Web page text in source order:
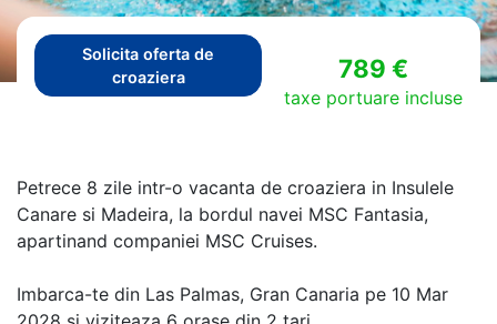
Solicita oferta de
croaziera
789 €
taxe portuare incluse
Petrece 8 zile intr-o vacanta de croaziera in Insulele
Canare si Madeira, la bordul navei MSC Fantasia,
apartinand companiei MSC Cruises.
Imbarca-te din Las Palmas, Gran Canaria pe 10 Mar